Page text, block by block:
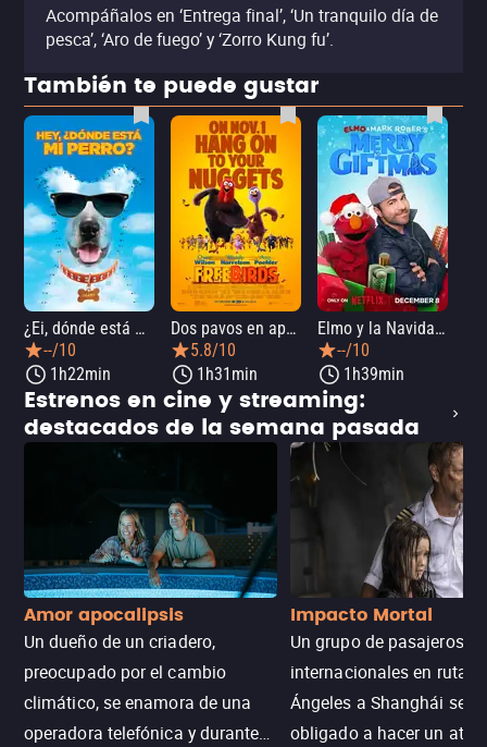
Acompáñalos en ‘Entrega final’, ‘Un tranquilo día de
pesca’, ‘Aro de fuego’ y ‘Zorro Kung fu’.
También te puede gustar
¿Ei, dónde está mi perro?
--/10
1h22min
Dos pavos en apuros
5.8/10
1h31min
Elmo y la Navidad mágica de Mark Rober
--/10
1h39min
Estrenos en cine y streaming:
destacados de la semana pasada
Amor apocalipsis
Un dueño de un criadero,
preocupado por el cambio
climático, se enamora de una
operadora telefónica y durante
Impacto Mortal
Un grupo de pasajeros
internacionales en ruta
Ángeles a Shanghái se ve
obligado a hacer un